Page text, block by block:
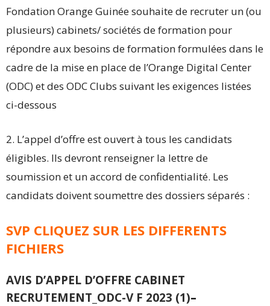
Fondation Orange Guinée souhaite de recruter un (ou
plusieurs) cabinets/ sociétés de formation pour
répondre aux besoins de formation formulées dans le
cadre de la mise en place de l’Orange Digital Center
(ODC) et des ODC Clubs suivant les exigences listées
ci-dessous
2. L’appel d’offre est ouvert à tous les candidats
éligibles. Ils devront renseigner la lettre de
soumission et un accord de confidentialité. Les
candidats doivent soumettre des dossiers séparés :
SVP CLIQUEZ SUR LES DIFFERENTS
FICHIERS
AVIS D’APPEL D’OFFRE CABINET
RECRUTEMENT_ODC-V F 2023 (1)–